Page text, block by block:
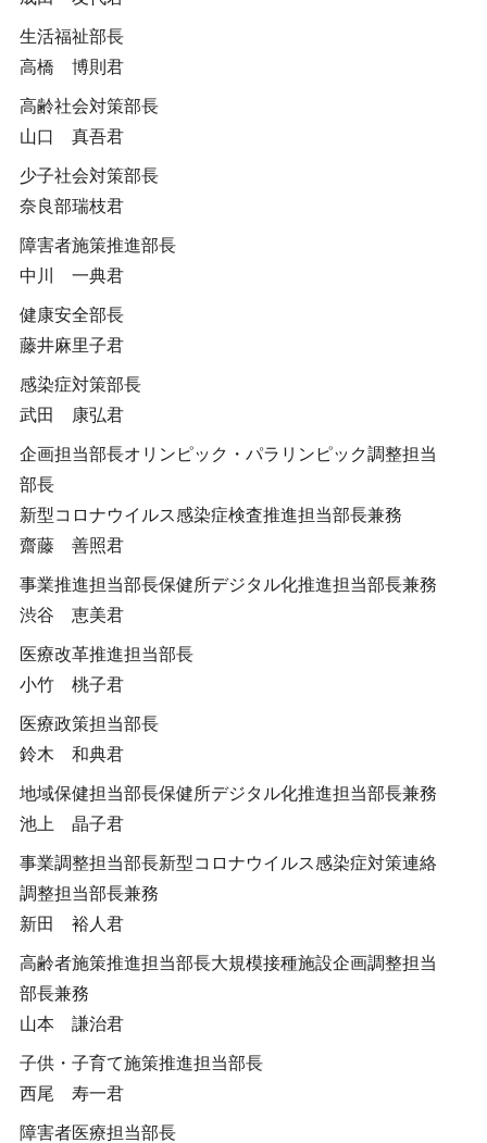
生活福祉部長
高橋 博則君
高齢社会対策部長
山口 真吾君
少子社会対策部長
奈良部瑞枝君
障害者施策推進部長
中川 一典君
健康安全部長
藤井麻里子君
感染症対策部長
武田 康弘君
企画担当部長オリンピック・パラリンピック調整担当
部長
新型コロナウイルス感染症検査推進担当部長兼務
齋藤 善照君
事業推進担当部長保健所デジタル化推進担当部長兼務
渋谷 恵美君
医療改革推進担当部長
小竹 桃子君
医療政策担当部長
鈴木 和典君
地域保健担当部長保健所デジタル化推進担当部長兼務
池上 晶子君
事業調整担当部長新型コロナウイルス感染症対策連絡
調整担当部長兼務
新田 裕人君
高齢者施策推進担当部長大規模接種施設企画調整担当
部長兼務
山本 謙治君
子供・子育て施策推進担当部長
西尾 寿一君
障害者医療担当部長